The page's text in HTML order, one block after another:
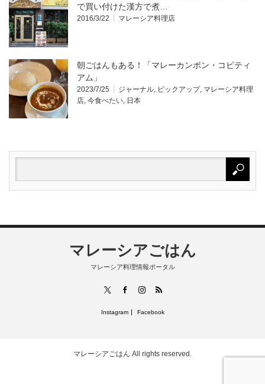
で買い付けた漢方で煮…
2016/3/22 マレーシア料理店
朝ごはんもある！「マレーカンポン・コピティ
アム」
2023/7/25 ジャーナル, ピックアップ, マレーシア料理
店, 今食べたい, 日本
マレーシアごはん
マレーシア料理情報ポータル
FacebookInstagram
RSS
Instagram Facebook
マレーシアごはん All rights reserved.